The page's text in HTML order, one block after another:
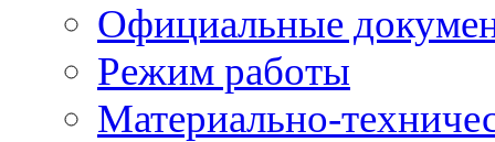
Официальные
Режим работы
Материально-